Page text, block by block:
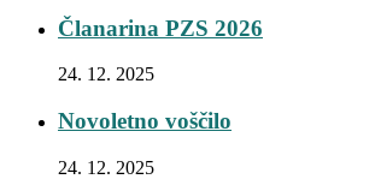
Članarina PZS 2026
24. 12. 2025
Novoletno voščilo
24. 12. 2025